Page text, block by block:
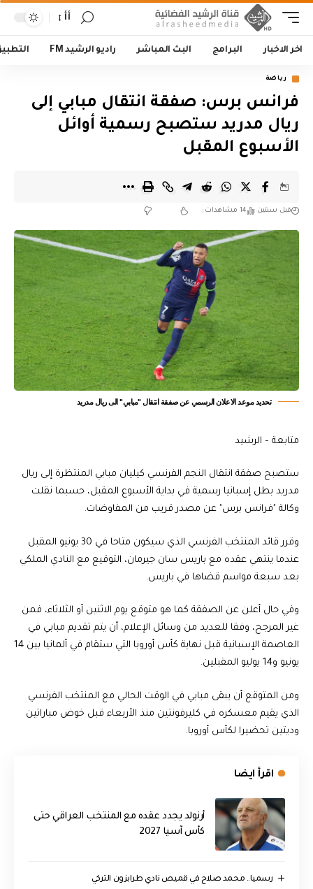
أأ
اخر الاخبار البرامج البث المباشر راديو الرشيد FM
رياضة
فرانس برس: صفقة انتقال مبابي إلى
ريال مدريد ستصبح رسمية أوائل
الأسبوع المقبل
قبل سنتين 14 مشاهدات
تحديد موعد الاعلان الرسمي عن صفقة انتقال "مبابي" الى ريال مدريد
متابعة – الرشيد
‎ستصبح صفقة انتقال النجم الفرنسي كيليان مبابي المنتظرة إلى ريال
مدريد بطل إسبانيا رسمية في بداية الأسبوع المقبل، حسبما نقلت
وكالة "فرانس برس" عن مصدر قريب من المفاوضات.
‎وقرر قائد المنتخب الفرنسي الذي سيكون متاحا في 30 يونيو المقبل
عندما ينتهي عقده مع باريس سان جيرمان، التوقيع مع النادي الملكي
بعد سبعة مواسم قضاها في باريس.
‎وفي حال أعلن عن الصفقة كما هو متوقع يوم الاثنين أو الثلاثاء، فمن
غير المرجح، وفقا للعديد من وسائل الإعلام، أن يتم تقديم مبابي في
العاصمة الإسبانية قبل نهاية كأس أوروبا التي ستقام في ألمانيا بين 14
يونيو و14 يوليو المقبلين.
‎ومن المتوقع أن يبقى مبابي في الوقت الحالي مع المنتخب الفرنسي
الذي يقيم معسكره في كليرفونتين منذ الأربعاء قبل خوض مباراتين
وديتين تحضيرا لكأس أوروبا.
اقرأ ايضا
أرنولد يجدد عقده مع المنتخب العراقي حتى
كأس آسيا 2027
رسميا.. محمد صلاح في قميص نادي طرابزون التركي